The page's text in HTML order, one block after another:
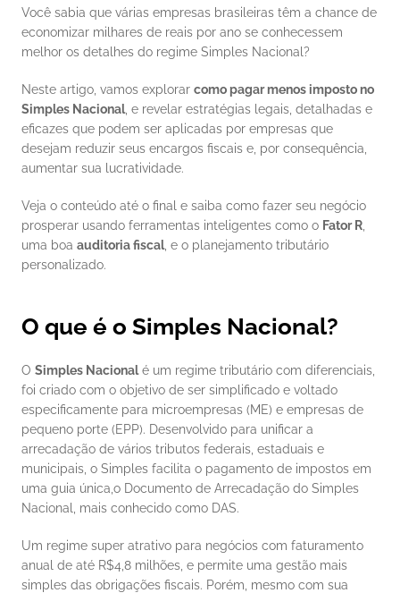
Você sabia que várias empresas brasileiras têm a chance de
economizar milhares de reais por ano se conhecessem
melhor os detalhes do regime Simples Nacional?
Neste artigo, vamos explorar como pagar menos imposto no
Simples Nacional, e revelar estratégias legais, detalhadas e
eficazes que podem ser aplicadas por empresas que
desejam reduzir seus encargos fiscais e, por consequência,
aumentar sua lucratividade.
Veja o conteúdo até o final e saiba como fazer seu negócio
prosperar usando ferramentas inteligentes como o Fator R
uma boa auditoria fiscal, e o planejamento tributário
personalizado.
O que é o Simples Nacional?
O Simples Nacional é um regime tributário com diferenciais,
foi criado com o objetivo de ser simplificado e voltado
especificamente para microempresas (ME) e empresas de
pequeno porte (EPP). Desenvolvido para unificar a
arrecadação de vários tributos federais, estaduais e
municipais, o Simples facilita o pagamento de impostos em
uma guia única,o Documento de Arrecadação do Simples
Nacional, mais conhecido como DAS.
Um regime super atrativo para negócios com faturamento
anual de até R$4,8 milhões, e permite uma gestão mais
simples das obrigações fiscais. Porém, mesmo com sua